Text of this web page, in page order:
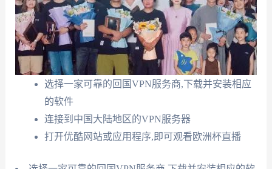
选择一家可靠的回国VPN服务商,下载并安装相应
的软件
连接到中国大陆地区的VPN服务器
打开优酷网站或应用程序,即可观看欧洲杯直播